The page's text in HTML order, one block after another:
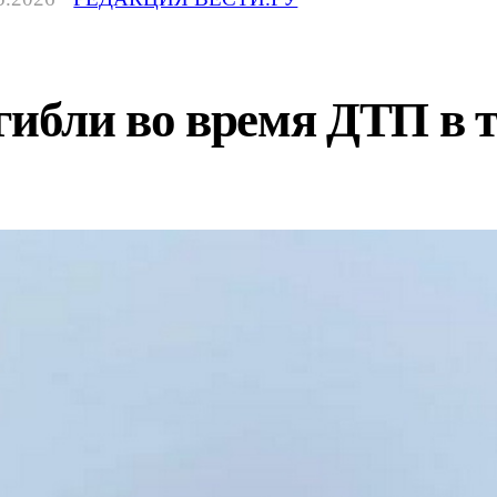
во время ДТП в